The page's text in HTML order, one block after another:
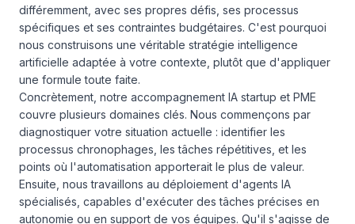
différemment, avec ses propres défis, ses processus
spécifiques et ses contraintes budgétaires. C'est pourquoi
nous construisons une véritable stratégie intelligence
artificielle adaptée à votre contexte, plutôt que d'appliquer
une formule toute faite.
Concrètement, notre accompagnement IA startup et PME
couvre plusieurs domaines clés. Nous commençons par
diagnostiquer votre situation actuelle : identifier les
processus chronophages, les tâches répétitives, et les
points où l'automatisation apporterait le plus de valeur.
Ensuite, nous travaillons au déploiement d'agents IA
spécialisés, capables d'exécuter des tâches précises en
autonomie ou en support de vos équipes. Qu'il s'agisse de